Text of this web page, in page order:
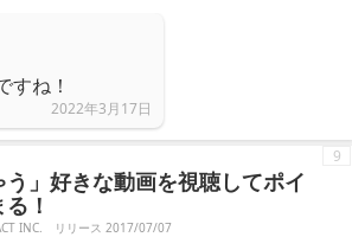
すね！
2022年3月17日
う」好きな動画を視聴してポイ
！
INC. リリース 2017/07/07
9